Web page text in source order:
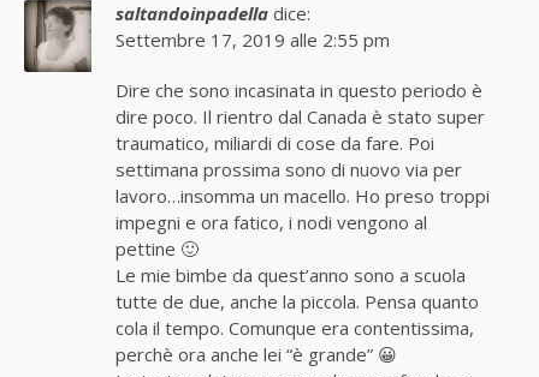
saltandoinpadella dice:
Settembre 17, 2019 alle 2:55 pm
Dire che sono incasinata in questo periodo è
dire poco. Il rientro dal Canada è stato super
traumatico, miliardi di cose da fare. Poi
settimana prossima sono di nuovo via per
lavoro…insomma un macello. Ho preso troppi
impegni e ora fatico, i nodi vengono al
pettine 🙂
Le mie bimbe da quest’anno sono a scuola
tutte de due, anche la piccola. Pensa quanto
cola il tempo. Comunque era contentissima,
perchè ora anche lei “è grande” 😀